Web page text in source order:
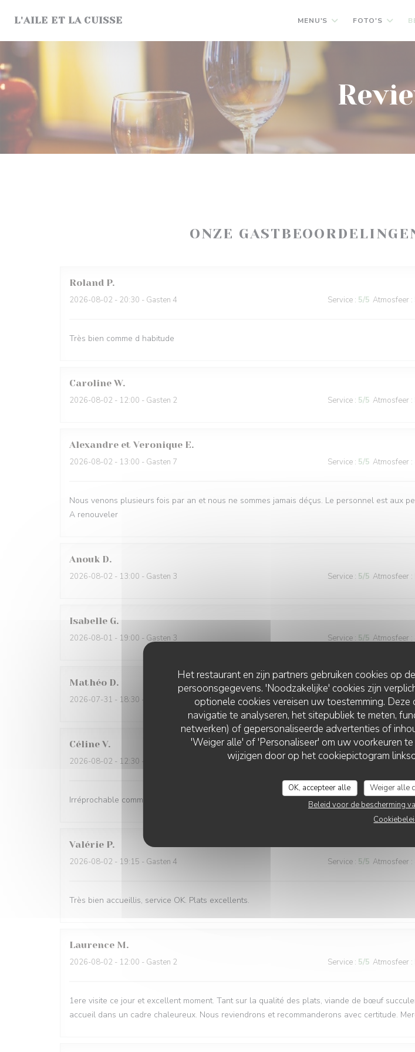
Het restaurant en zijn partners gebruiken cookies op
persoonsgegevens. 'Noodzakelijke' cookies zijn
optionele cookies vereisen uw toestemming.
navigatie te analyseren, het sitepubliek te meten,
netwerken) of gepersonaliseerde advertenties of
'Weiger alle' of 'Personaliseer' om uw voorkeuren
wijzigen door op het cookiepictogram
OK, accepteer alle Weiger alle
Beleid voor de bescherming
L'AILE ET LA CUISSE MENU'S FOTO'S
ONZE
Roland P
2026-08-02 - 20:30 - Gasten 4 Service : 5/5 Atmosfeer :
Très bien comme d habitude
Caroline W
2026-08-02 - 12:00 - Gasten 2 Service : 5/5 Atmosfeer :
Alexandre et Veronique E
2026-08-02 - 13:00 - Gasten 7 Service : 5/5 Atmosfeer :
Nous venons plusieurs fois par an et nous ne sommes jamais déçus. Le personnel est aux
A renouveler
Anouk D
2026-08-02 - 13:00 - Gasten 3 Service : 5/5 Atmosfeer :
Isabelle G
2026-08-01 - 19:00 - Gasten 3 Service : 5/5 Atmosfeer :
Mathéo D
2026-07-31 - 18:30 - Gasten 2 Service:5/5 Atmosfeer:
Céline V
2026-08-02 - 12:30 - Gasten 6 Service:5/5 Atmosfeer:
Irréprochable comme d'habitude Très bon accueil et service, plats délicieux et copieux
Valérie P
2026-08-02 - 19:15 - Gasten 4 Service : 5/5 Atmosfeer :
Très bien accueillis, service OK. Plats excellents.
Laurence M
2026-08-02 - 12:00 - Gasten 2 Service : 5/5 Atmosfeer :
1ere visite ce jour et excellent moment. Tant sur la qualité des plats, viande de bœuf
accueil dans un cadre chaleureux. Nous reviendrons et recommanderons avec certitude.
L'AILE ET LA